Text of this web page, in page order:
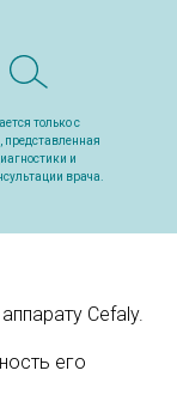
только с
представленная
и
врача.
Cefaly.
его